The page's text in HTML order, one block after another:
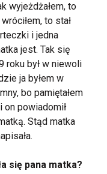
wyjeżdżałem, to
to stał
i jedna
jest. Tak się
roku był w niewoli
ja byłem w
bo pamiętałem
on powiadomił
Stąd matka
się pana matka?